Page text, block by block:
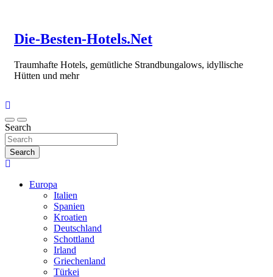
Die-Besten-Hotels.Net
Traumhafte Hotels, gemütliche Strandbungalows, idyllische
Hütten und mehr
Search
Search
Europa
Italien
Spanien
Kroatien
Deutschland
Schottland
Irland
Griechenland
Türkei